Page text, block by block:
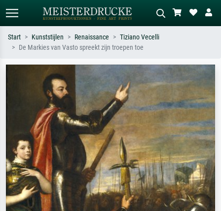
Zoek op kunstenaar, titel of stijl – bijv.
Monet, Sterrennacht, impressionisme,
Hokusai-golf, naakt.
weide, abstract met veel rood, donker
olieverfschilderij, staand naakt naast
een boom.
Start Kunststijlen Renaissance
Tiziano Vecelli
De Markies van Vasto spreekt zijn troepen toe